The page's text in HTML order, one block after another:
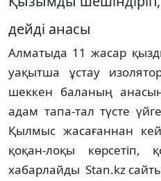
дейді анасы
Алматыда 11 жасар
уақытша ұстау
шеккен баланың
адам тапа-тал түсте
Қылмыс жасағаннан
қоқан-лоқы көрсетіп,
хабарлайды Stan.kz